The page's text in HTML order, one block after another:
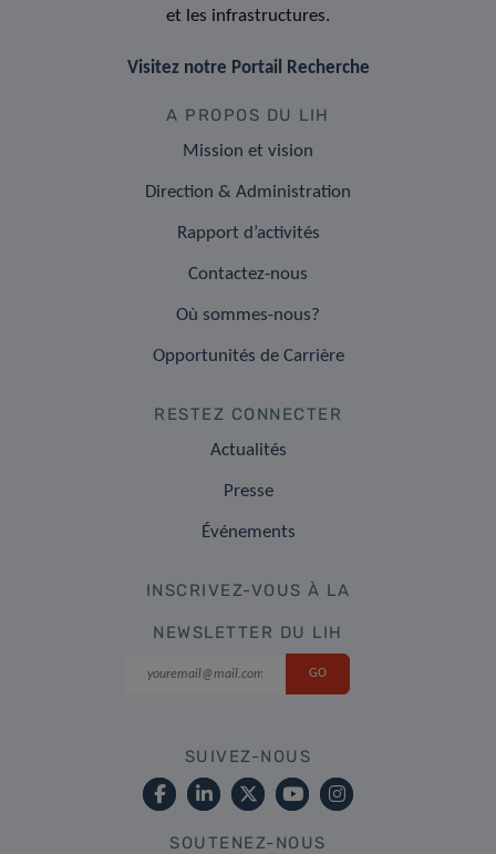
et les infrastructures.
Visitez notre Portail Recherche
A PROPOS DU LIH
Mission et vision
Direction & Administration
Rapport d’activités
Contactez-nous
Où sommes-nous?
Opportunités de Carrière
RESTEZ CONNECTER
Actualités
Presse
Événements
INSCRIVEZ-VOUS À LA
NEWSLETTER DU LIH
SUIVEZ-NOUS
SOUTENEZ-NOUS